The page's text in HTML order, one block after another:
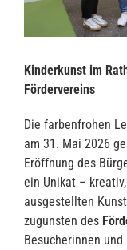
Kinderkunst im
Fördervereins
Die farbenfrohen
am 31. Mai 2026
Eröffnung des
ein Unikat –
ausgestellten
zugunsten des
Besucherinnen